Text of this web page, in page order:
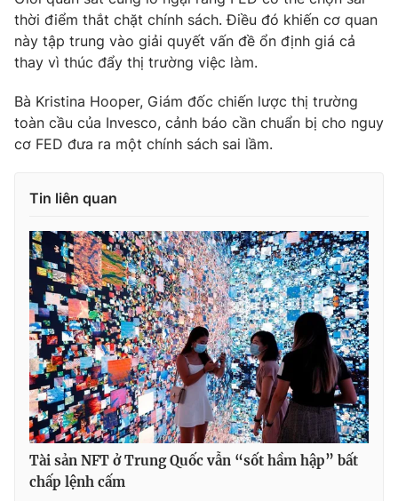
Ðiện thoại Thời báo VTV:
024.66 897 897
Email:toasoan@vtv.vn
Liên hệ quảng cáo:024-7300.7108
® Cấm sao chép dưới mọi hình thức nếu không có sự chấp
thuận bằng văn bản. Ghi rõ nguồn VTV.vn khi phát hành lại
thông tin từ website này.
thời điểm thắt chặt chính sách. Điều đó khiến cơ quan
này tập trung vào giải quyết vấn đề ổn định giá cả
thay vì thúc đẩy thị trường việc làm.
Bà Kristina Hooper, Giám đốc chiến lược thị trường
toàn cầu của Invesco, cảnh báo cần chuẩn bị cho nguy
cơ FED đưa ra một chính sách sai lầm.
Tin liên quan
Tài sản NFT ở Trung Quốc vẫn “sốt hầm hập” bất
chấp lệnh cấm